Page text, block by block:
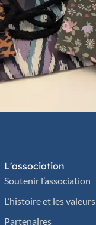
L'association
Soutenir l’association
L’histoire et les valeurs
Partenaires